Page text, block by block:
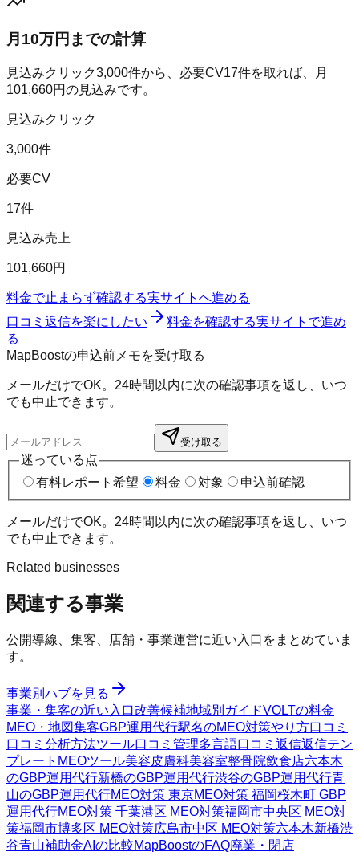
月10万円までの計算
見込みクリック3,000件から、必要CV17件を取れば、月
101,660円の見込みです。
見込みクリック
3,000件
必要CV
17件
見込み売上
101,660円
料金で止まらず確認する実サイトへ進める
口コミ返信を楽にしたい
料金を確認する実サイトで進め
る
MapBoostの申込前メモを受け取る
メールだけでOK。24時間以内に次の確認事項を返し、いつ
でも中止できます。
受け取る
迷っている点
有料レポート希望
料金 対象 申込前確認
メールだけでOK。24時間以内に次の確認事項を返し、いつ
でも中止できます。
Related businesses
関連する事業
公開導線、集客、店舗・事業運営に近い入口をまとめていま
す。
事業別ハブを見る
事業・集客の近い入口改善候補地域別ガイドVOLTの料金
MEO・地図集客GBP運用代行駅名のMEO対策やり方口コミ
口コミ分析方法ツール口コミ管理多言語口コミ返信返信テン
プレート MEOツール美容皮膚科美容室整骨院飲食店六本木
のGBP運用代行新橋のGBP運用代行渋谷のGBP運用代行青
山のGBP運用代行MEO対策 東京MEO対策 福岡桜木町 GBP
運用代行MEO対策 千葉港区 MEO対策福岡市中央区 MEO対
策福岡市博多区 MEO対策広島市中区 MEO対策六本木新橋渋
谷青山補助金AIの比較MapBoostのFAQ廃業・閉店